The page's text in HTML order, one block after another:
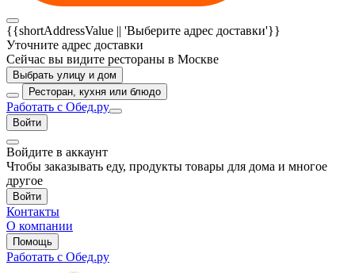
{{shortAddressValue || 'Выберите адрес доставки'}}
Уточните адрес доставки
Сейчас вы видите рестораны в Москве
Выбрать улицу и дом
Ресторан, кухня или блюдо
Работать с Обед.ру
Войти
Войдите в аккаунт
Чтобы заказывать еду, продукты товары для дома и многое
другое
Войти
Контакты
О компании
Помощь
Работать с Обед.ру